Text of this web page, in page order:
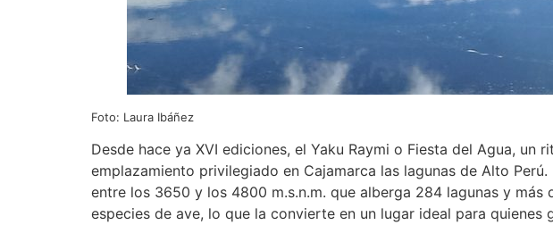
Foto: Laura Ibáñez
Desde hace ya XVI ediciones, el Yaku Raymi o Fiesta del Agua,
emplazamiento privilegiado en Cajamarca las lagunas de Alto
entre los 3650 y los 4800 m.s.n.m. que alberga 284 lagunas y
especies de ave, lo que la convierte en un lugar ideal para